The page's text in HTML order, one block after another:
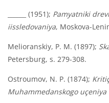
______ (1951); Pamyatniki
iissledovaniya, Moskova-
Melioranskiy, P. M. (1897);
Petersburg, s. 279-308.
Ostroumov, N. P. (1874);
Muhammedanskogo uçeniya